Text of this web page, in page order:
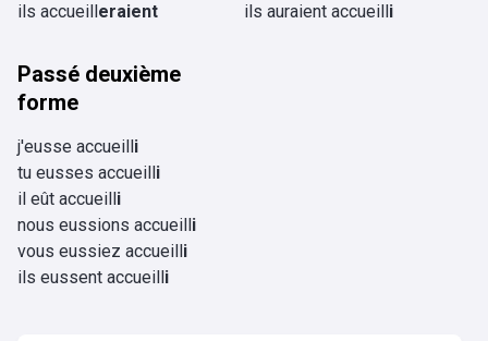
ils accueilleraient ils auraient accueilli
Passé deuxième
forme
j'eusse accueilli
tu eusses accueilli
il eût accueilli
nous eussions accueilli
vous eussiez accueilli
ils eussent accueilli